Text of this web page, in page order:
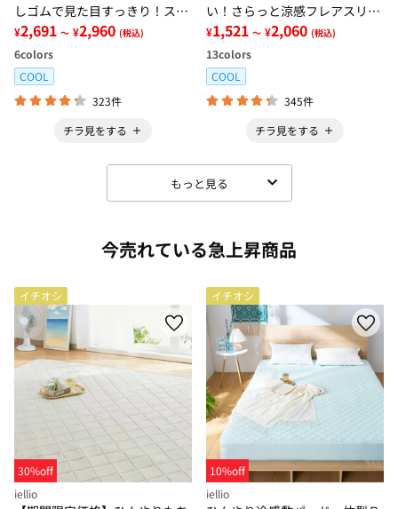
しゴムで見た目すっきり！スト
レッチ楽ちんデニム
¥2,691 ～ ¥2,960 (税込)
6colors
COOL
323件
チラ見をする
い！さらっと涼感フレアスリー
ブブラウス
¥1,521 ～ ¥2,060 (税込)
13colors
COOL
345件
チラ見をする
もっと見る
今売れている急上昇商品
イチオシ
30%off
iellio
イチオシ
10%off
iellio